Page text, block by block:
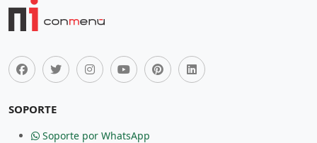
SOPORTE
Soporte por WhatsApp